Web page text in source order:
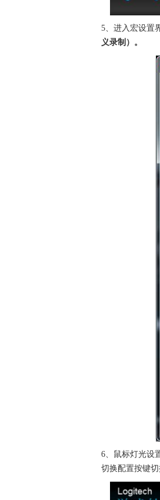
5、进入宏设置
义录制）。
6、鼠标灯光设
切换配置按键切